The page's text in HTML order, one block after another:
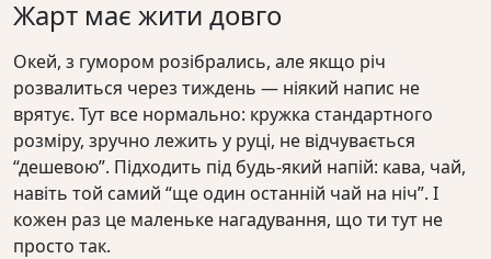
Жарт має жити довго
Окей, з гумором розібрались, але якщо річ
розвалиться через тиждень — ніякий напис не
врятує. Тут все нормально: кружка стандартного
розміру, зручно лежить у руці, не відчувається
“дешевою”. Підходить під будь-який напій: кава, чай,
навіть той самий “ще один останній чай на ніч”. І
кожен раз це маленьке нагадування, що ти тут не
просто так.